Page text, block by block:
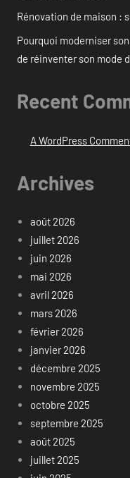
Rénovation de maison :
Pourquoi moderniser
de réinventer son mode
Recent
A WordPress
Archives
août 2026
juillet 2026
juin 2026
mai 2026
avril 2026
mars 2026
février 2026
janvier 2026
décembre 2025
novembre 2025
octobre 2025
septembre 2025
août 2025
juillet 2025